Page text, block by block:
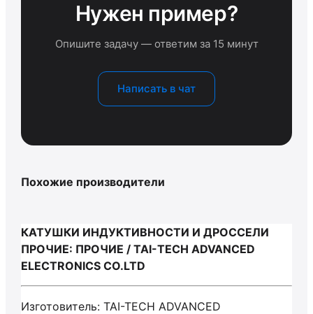
Нужен пример?
Опишите задачу — ответим за 15 минут
Написать в чат
Похожие производители
КАТУШКИ ИНДУКТИВНОСТИ И ДРОССЕЛИ
ПРОЧИЕ: ПРОЧИЕ / TAI-TECH ADVANCED
ELECTRONICS CO.LTD
Изготовитель: TAI-TECH ADVANCED